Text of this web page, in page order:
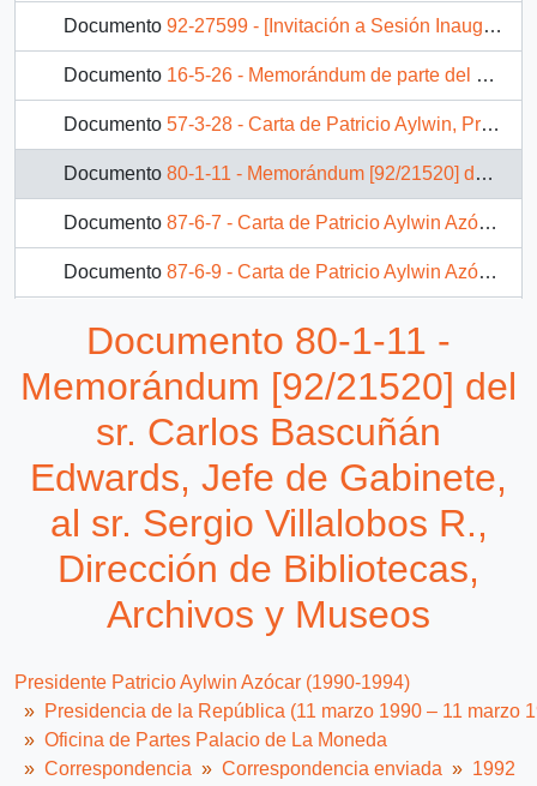
Documento 92-27599 - [Invitación a Sesión Inaugural de la "XXIII Reunión de Ministros OLADE"]
Documento 16-5-26 - Memorándum de parte del Jefe Gabinete de la Presidencia, sr. Carlos Bascuñán Edwards dirigido al Ministro de Hacienda, sr. Alejandro Foxley R.
Documento 57-3-28 - Carta de Patricio Aylwin, Presidente de la República de Chile, dirigida al Excelentísimo Señor Boutros Boutros Ghali, Secretario General de las Naciones Unidas
Documento 80-1-11 - Memorándum [92/21520] del sr. Carlos Bascuñán Edwards, Jefe de Gabinete, al sr. Sergio Villalobos R., Dirección de Bibliotecas, Archivos y Museos
Documento 87-6-7 - Carta de Patricio Aylwin Azócar dirigida Comandante en Jefe del Ejército Capitán General D. Augusto Pinochet U.
Documento 87-6-9 - Carta de Patricio Aylwin Azócar dirigida al Señor Capitán General Don Augusto Pinochet Ugarte Comandante en Jefe del Ejército
Documento 95-1-6 - Carta de Patricio Aylwin Azócar dirigida al Señor don Juan Franco de la Jara, Director de la Corporación Nacional Forestal
5 más...
Documento 80-1-11 -
Memorándum [92/21520] del
sr. Carlos Bascuñán
Edwards, Jefe de Gabinete,
al sr. Sergio Villalobos R.,
Dirección de Bibliotecas,
Archivos y Museos
Presidente Patricio Aylwin Azócar (1990-1994)
Presidencia de la República (11 marzo 1990 – 11 marzo
Oficina de Partes Palacio de La Moneda
Correspondencia
Correspondencia enviada
1992